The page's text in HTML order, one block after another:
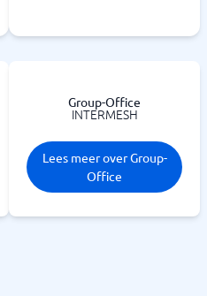
Group-Office
INTERMESH
Lees meer over Group-
Office